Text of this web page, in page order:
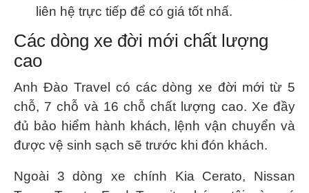
liên hệ trực tiếp để có giá tốt nhấ.
Các dòng xe đời mới chất lượng
cao
Anh Đào Travel có các dòng xe đời mới từ 5
chỗ, 7 chỗ và 16 chỗ chất lượng cao. Xe đầy
đủ bảo hiểm hành khách, lệnh vận chuyển và
được vệ sinh sạch sẽ trước khi đón khách.
Ngoài 3 dòng xe chính Kia Cerato, Nissan